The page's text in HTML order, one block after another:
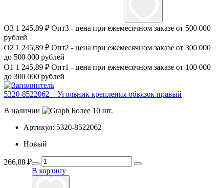
О3 1 245,89 ₽ Опт3 - цена при ежемесячном заказе от 500 000
рублей
О2 1 245,89 ₽ Опт2 - цена при ежемесячном заказе от 300 000
до 500 000 рублей
О1 1 245,89 ₽ Опт1 - цена при ежемесячном заказе от 100 000
до 300 000 рублей
5320-8522062 – Угольник крепления обвязок правый
В наличии
Более 10 шт.
Артикул: 5320-8522062
Новый
266,88 ₽
В корзину